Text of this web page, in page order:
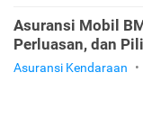
Asuransi Mobil
Perluasan, dan
Asuransi Kendaraan •